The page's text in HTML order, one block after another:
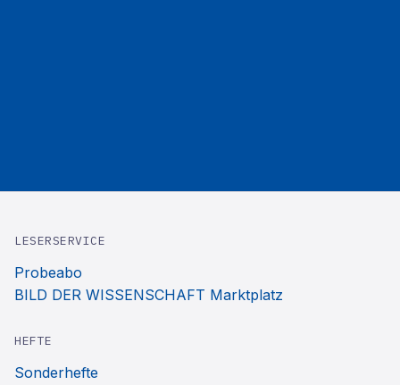
LESERSERVICE
Probeabo
BILD DER WISSENSCHAFT Marktplatz
HEFTE
Sonderhefte